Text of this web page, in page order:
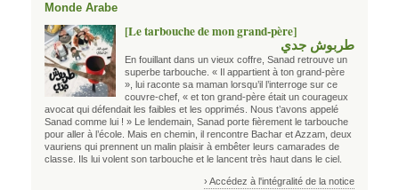
Monde Arabe
[Le tarbouche de mon grand-père]
طربوش جدي
En fouillant dans un vieux coffre, Sanad retrouve un
superbe tarbouche. « Il appartient à ton grand-père
», lui raconte sa maman lorsqu’il l’interroge sur ce
couvre-chef, « et ton grand-père était un courageux
avocat qui défendait les faibles et les opprimés. Nous t’avons appelé
Sanad comme lui ! » Le lendemain, Sanad porte fièrement le tarbouche
pour aller à l’école. Mais en chemin, il rencontre Bachar et Azzam, deux
vauriens qui prennent un malin plaisir à embêter leurs camarades de
classe. Ils lui volent son tarbouche et le lancent très haut dans le ciel.
› Accédez à l'intégralité de la notice